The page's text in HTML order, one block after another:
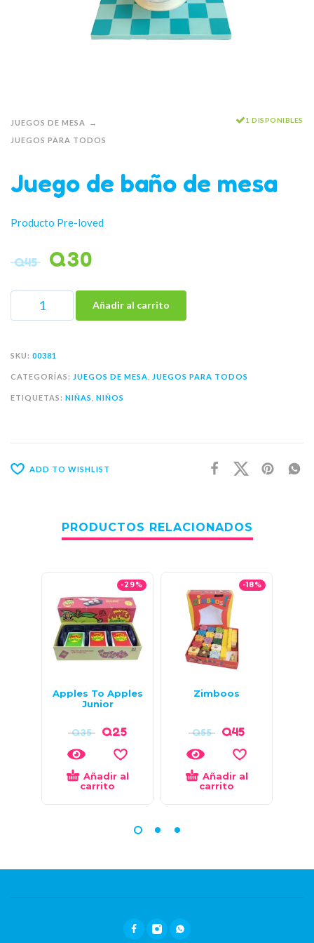
JUEGOS DE MESA
JUEGOS PARA TODOS
1 DISPONIBLES
Juego de baño de mesa
Producto Pre-loved
Q45 Q30
Añadir al carrito
SKU: 00381
CATEGORÍAS: JUEGOS DE MESA JUEGOS PARA TODOS
ETIQUETAS: NIÑAS NIÑOS
ADD TO WISHLIST
PRODUCTOS RELACIONADOS
-29%
Apples To Apples
Junior
Q35 Q25
Añadir al
carrito
-18%
Zimboos
Q55 Q45
Añadir al
carrito